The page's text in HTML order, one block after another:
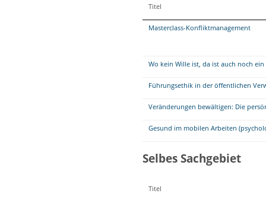
Titel
Masterclass-Konfliktmanagement
Wo kein Wille ist, da ist auch noch
Führungsethik in der öffentlichen
Veränderungen bewältigen: Die
Gesund im mobilen Arbeiten
Selbes Sachgebiet
Titel